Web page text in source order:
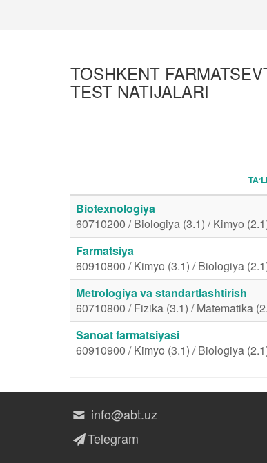
TOSHKENT
TEST NATIJALARI
Biotexnologiya
60710200 / Biologiya (3.1) / Kimyo
Farmatsiya
60910800 / Kimyo (3.1) / Biologiya
Metrologiya va standartlashtirish
60710800 / Fizika (3.1) / Matematika
Sanoat farmatsiyasi
60910900 / Kimyo (3.1) / Biologiya
info@abt.uz
Telegram